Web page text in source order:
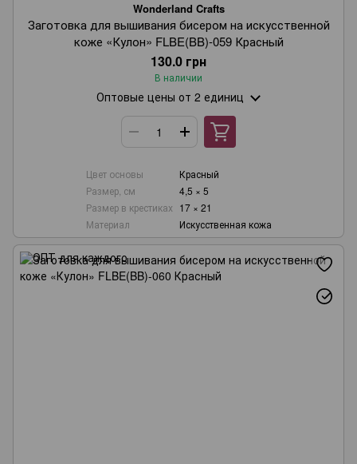
Wonderland Crafts
Заготовка для вышивания бисером на искусственной
коже «Кулон» FLBE(BB)-059 Красный
130.0 грн
В наличии
Оптовые цены от 2 единиц
Цвет основы
Красный
Размер, см
4,5 × 5
Размер в крестиках 17 × 21
Материал
Искусственная кожа